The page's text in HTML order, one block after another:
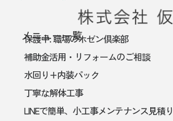
メニュー一覧
保護中: 職場のホゼン倶楽部
補助金活用・リフォームのご相談
水回り+内装パック
丁寧な解体工事
LINEで簡単、小工事メンテナンス見積り